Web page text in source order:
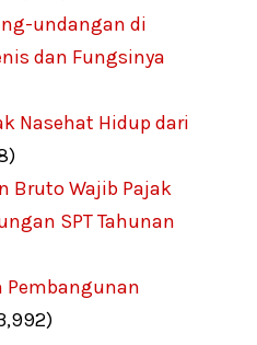
undangan di
dan Fungsinya
Nasehat Hidup dari
Bruto Wajib Pajak
SPT Tahunan
Pembangunan